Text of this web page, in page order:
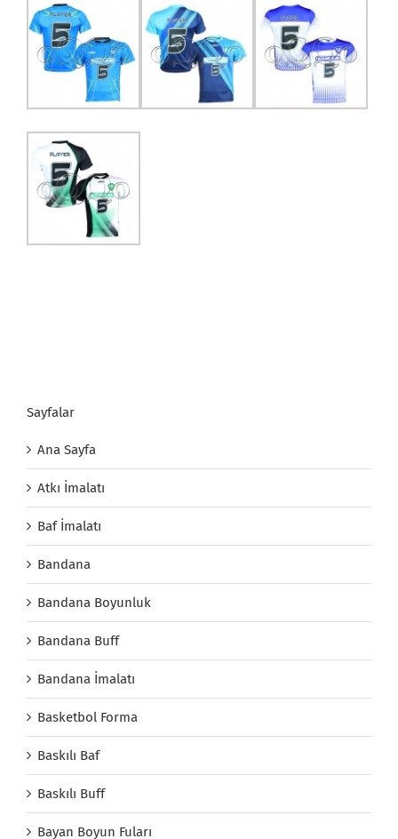
Sayfalar
Ana Sayfa
Atkı İmalatı
Baf İmalatı
Bandana
Bandana Boyunluk
Bandana Buff
Bandana İmalatı
Basketbol Forma
Baskılı Baf
Baskılı Buff
Bayan Boyun Fuları